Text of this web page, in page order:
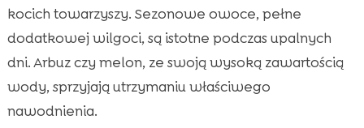
kocich towarzyszy. Sezonowe owoce, pełne
dodatkowej wilgoci, są istotne podczas upalnych
dni. Arbuz czy melon, ze swoją wysoką zawartością
wody, sprzyjają utrzymaniu właściwego
nawodnienia.